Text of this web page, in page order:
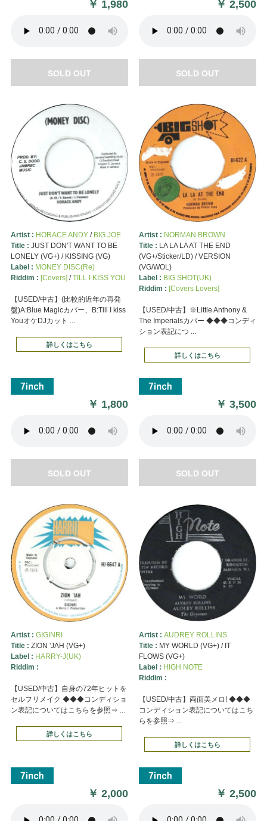
￥ 1,980
SOLD OUT
￥2,500
SOLD OUT
Artist : HORACE ANDY/ BIG JOE
Title : JUST DON'T WANT TO BE
LONELY (VG+) / KISSING (VG)
Label : MONEY DISC(Re)
Riddim : [Covers]/TILL I KISS YOU
【USED/中古】(比較的近年の再発
盤)A:Blue Magicカバー、B:Till I kiss
YouオケDJカット ...
詳しくはこちら
￥ 1,800
SOLD OUT
Artist : NORMAN BROWN
Title : LA LA LA AT THE END
(VG+/Sticker/LD) / VERSION
(VG/WOL)
Label : BIG SHOT(UK)
Riddim : [Covers Lovers]
【USED/中古】※Little Anthony &
The Imperialsカバー ◆◆◆コンディ
ション表記につ ...
詳しくはこちら
￥3,500
SOLD OUT
Artist : GIGINRI
Title : ZION 'JAH (VG+)
Label : HARRY-J(UK)
Riddim :
【USED/中古】自身の72年ヒットを
セルフリメイク ◆◆◆コンディショ
ン表記についてはこちらを参照⇒ ...
詳しくはこちら
￥2,000
Artist : AUDREY ROLLINS
Title : MY WORLD (VG+) / IT
FLOWS (VG+)
Label : HIGH NOTE
Riddim :
【USED/中古】両面美メロ! ◆◆◆
コンディション表記についてはこち
らを参照⇒ ...
詳しくはこちら
￥2,500